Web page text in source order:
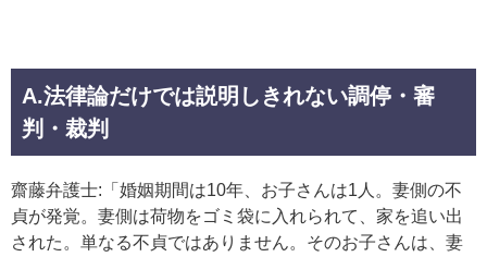
A.法律論だけでは説明しきれない調停・審
判・裁判
齋藤弁護士:「婚姻期間は10年、お子さんは1人。妻側の不
貞が発覚。妻側は荷物をゴミ袋に入れられて、家を追い出
された。単なる不貞ではありません。そのお子さんは、妻